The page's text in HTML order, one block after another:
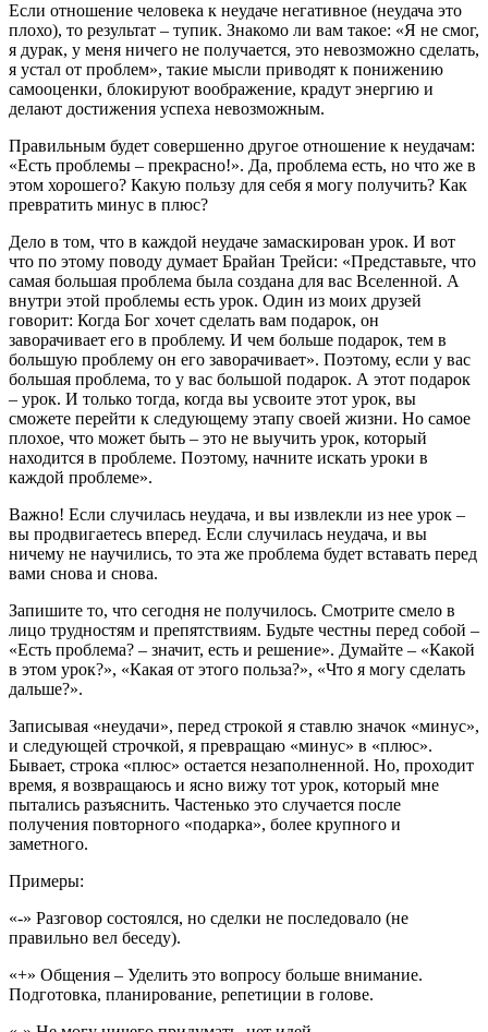
Если отношение человека к неудаче негативное (неудача это
плохо), то результат – тупик. Знакомо ли вам такое: «Я не смог,
я дурак, у меня ничего не получается, это невозможно сделать,
я устал от проблем», такие мысли приводят к понижению
самооценки, блокируют воображение, крадут энергию и
делают достижения успеха невозможным.
Правильным будет совершенно другое отношение к неудачам:
«Есть проблемы – прекрасно!». Да, проблема есть, но что же в
этом хорошего? Какую пользу для себя я могу получить? Как
превратить минус в плюс?
Дело в том, что в каждой неудаче замаскирован урок. И вот
что по этому поводу думает Брайан Трейси: «Представьте, что
самая большая проблема была создана для вас Вселенной. А
внутри этой проблемы есть урок. Один из моих друзей
говорит: Когда Бог хочет сделать вам подарок, он
заворачивает его в проблему. И чем больше подарок, тем в
большую проблему он его заворачивает». Поэтому, если у вас
большая проблема, то у вас большой подарок. А этот подарок
– урок. И только тогда, когда вы усвоите этот урок, вы
сможете перейти к следующему этапу своей жизни. Но самое
плохое, что может быть – это не выучить урок, который
находится в проблеме. Поэтому, начните искать уроки в
каждой проблеме».
Важно! Если случилась неудача, и вы извлекли из нее урок –
вы продвигаетесь вперед. Если случилась неудача, и вы
ничему не научились, то эта же проблема будет вставать перед
вами снова и снова.
Запишите то, что сегодня не получилось. Смотрите смело в
лицо трудностям и препятствиям. Будьте честны перед собой –
«Есть проблема? – значит, есть и решение». Думайте – «Какой
в этом урок?», «Какая от этого польза?», «Что я могу сделать
дальше?».
Записывая «неудачи», перед строкой я ставлю значок «минус»,
и следующей строчкой, я превращаю «минус» в «плюс».
Бывает, строка «плюс» остается незаполненной. Но, проходит
время, я возвращаюсь и ясно вижу тот урок, который мне
пытались разъяснить. Частенько это случается после
получения повторного «подарка», более крупного и
заметного.
Примеры:
«-» Разговор состоялся, но сделки не последовало (не
правильно вел беседу).
«+» Общения – Уделить это вопросу больше внимание.
Подготовка, планирование, репетиции в голове.